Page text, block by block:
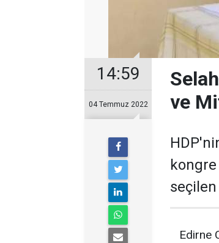
14:59
04 Temmuz 2022
ve
Edirne